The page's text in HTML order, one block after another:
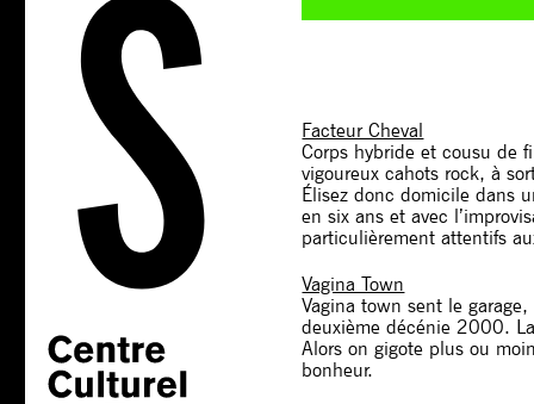
Facteur Cheval
Corps hybride et cousu de
vigoureux cahots rock, à
Élisez donc domicile dans
en six ans et avec
particulièrement attentifs
Vagina Town
Vagina town sent le
deuxième décénie 2000.
Alors on gigote plus ou
bonheur.